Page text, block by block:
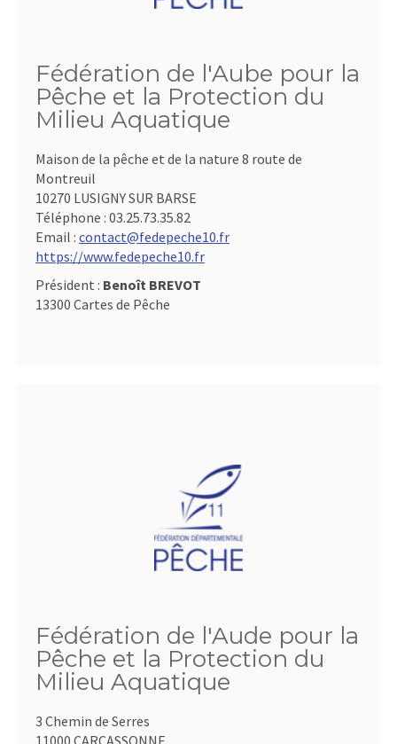
Fédération de l'Aube pour la
Pêche et la Protection du
Milieu Aquatique
Maison de la pêche et de la nature 8 route de
Montreuil
10270 LUSIGNY SUR BARSE
Téléphone : 03.25.73.35.82
Email : contact@fedepeche10.fr
https://www.fedepeche10.fr
Président : Benoît BREVOT
13300 Cartes de Pêche
Fédération de l'Aude pour la
Pêche et la Protection du
Milieu Aquatique
3 Chemin de Serres
11000 CARCASSONNE